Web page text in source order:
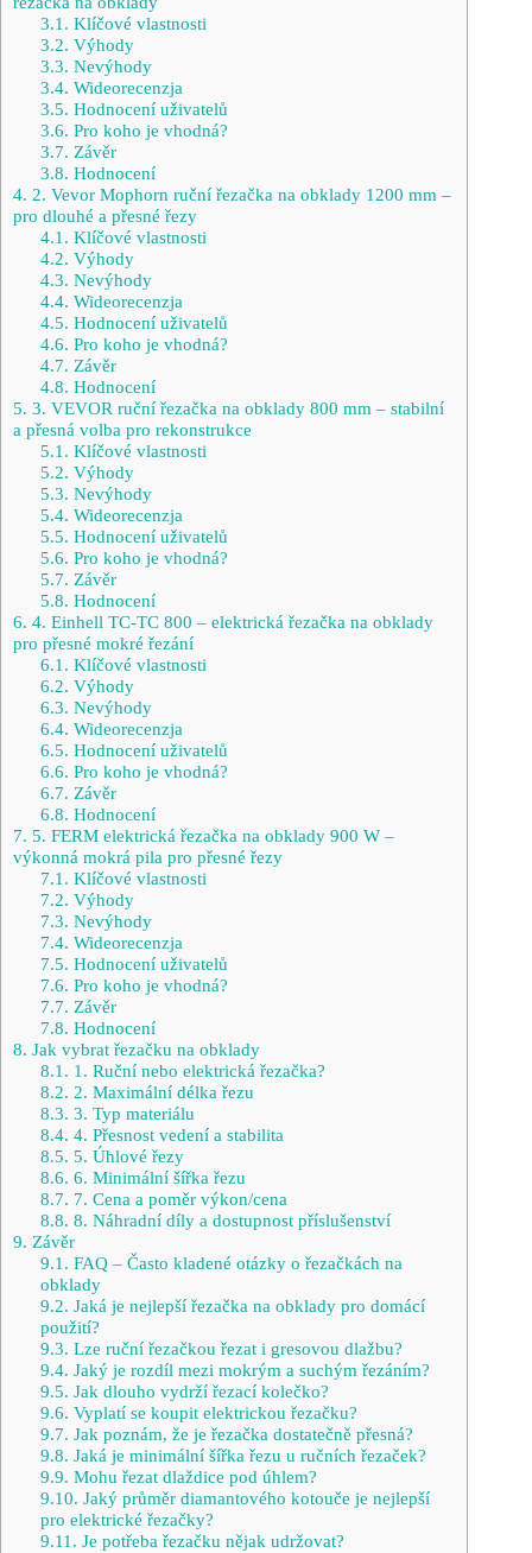
3.1. Klíčové vlastnosti
3.2. Výhody
3.3. Nevýhody
3.4. Wideorecenzja
3.5. Hodnocení uživatelů
3.6. Pro koho je vhodná?
3.7. Závěr
3.8. Hodnocení
4. 2. Vevor Mophorn ruční řezačka na obklady 1200 mm –
pro dlouhé a přesné řezy
4.1. Klíčové vlastnosti
4.2. Výhody
4.3. Nevýhody
4.4. Wideorecenzja
4.5. Hodnocení uživatelů
4.6. Pro koho je vhodná?
4.7. Závěr
4.8. Hodnocení
5. 3. VEVOR ruční řezačka na obklady 800 mm – stabilní
a přesná volba pro rekonstrukce
5.1. Klíčové vlastnosti
5.2. Výhody
5.3. Nevýhody
5.4. Wideorecenzja
5.5. Hodnocení uživatelů
5.6. Pro koho je vhodná?
5.7. Závěr
5.8. Hodnocení
6. 4. Einhell TC‑TC 800 – elektrická řezačka na obklady
pro přesné mokré řezání
6.1. Klíčové vlastnosti
6.2. Výhody
6.3. Nevýhody
6.4. Wideorecenzja
6.5. Hodnocení uživatelů
6.6. Pro koho je vhodná?
6.7. Závěr
6.8. Hodnocení
7. 5. FERM elektrická řezačka na obklady 900 W –
výkonná mokrá pila pro přesné řezy
7.1. Klíčové vlastnosti
7.2. Výhody
7.3. Nevýhody
7.4. Wideorecenzja
7.5. Hodnocení uživatelů
7.6. Pro koho je vhodná?
7.7. Závěr
7.8. Hodnocení
8. Jak vybrat řezačku na obklady
8.1. 1. Ruční nebo elektrická řezačka?
8.2. 2. Maximální délka řezu
8.3. 3. Typ materiálu
8.4. 4. Přesnost vedení a stabilita
8.5. 5. Úhlové řezy
8.6. 6. Minimální šířka řezu
8.7. 7. Cena a poměr výkon/cena
8.8. 8. Náhradní díly a dostupnost příslušenství
9. Závěr
9.1. FAQ – Často kladené otázky o řezačkách na
obklady
9.2. Jaká je nejlepší řezačka na obklady pro domácí
použití?
9.3. Lze ruční řezačkou řezat i gresovou dlažbu?
9.4. Jaký je rozdíl mezi mokrým a suchým řezáním?
9.5. Jak dlouho vydrží řezací kolečko?
9.6. Vyplatí se koupit elektrickou řezačku?
9.7. Jak poznám, že je řezačka dostatečně přesná?
9.8. Jaká je minimální šířka řezu u ručních řezaček?
9.9. Mohu řezat dlaždice pod úhlem?
9.10. Jaký průměr diamantového kotouče je nejlepší
pro elektrické řezačky?
9.11. Je potřeba řezačku nějak udržovat?